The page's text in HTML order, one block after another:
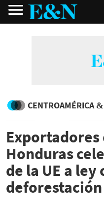
CENTROAMÉRICA
Exportadores
Honduras
de la UE a ley
deforestación